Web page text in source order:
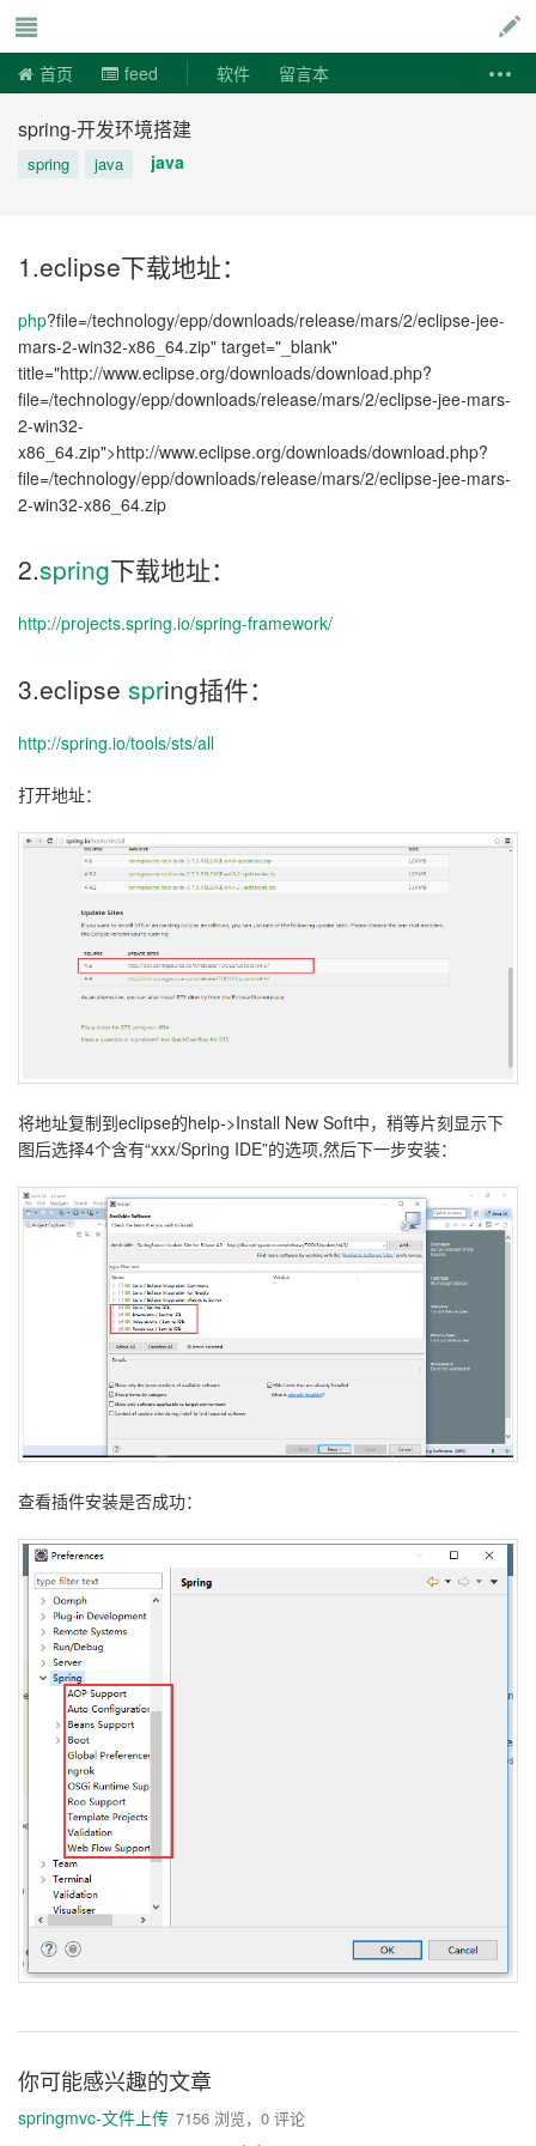
首页 feed 软件 留言本
spring-开发环境搭建
spring java java
1.eclipse下载地址：
php?file=/technology/epp/downloads/release/mars/2/eclipse-jee-
mars-2-win32-x86_64.zip" target="_blank"
title="http://www.eclipse.org/downloads/download.php?
file=/technology/epp/downloads/release/mars/2/eclipse-jee-mars-
2-win32-
x86_64.zip">http://www.eclipse.org/downloads/download.php?
file=/technology/epp/downloads/release/mars/2/eclipse-jee-mars-
2-win32-x86_64.zip
2.spring下载地址：
http://projects.spring.io/spring-framework/
3.eclipse spring插件：
http://spring.io/tools/sts/all
打开地址：
将地址复制到eclipse的help->Install New Soft中，稍等片刻显示下
图后选择4个含有“xxx/Spring IDE”的选项,然后下一步安装：
查看插件安装是否成功：
你可能感兴趣的文章
springmvc-文件上传 7156 浏览，0 评论